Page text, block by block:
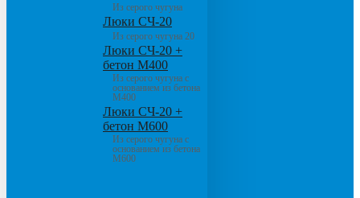
Из серого чугуна
Люки СЧ-20
Из серого чугуна 20
Люки СЧ-20 +
бетон М400
Из серого чугуна с
основанием из бетона
М400
Люки СЧ-20 +
бетон М600
Из серого чугуна с
основанием из бетона
М600